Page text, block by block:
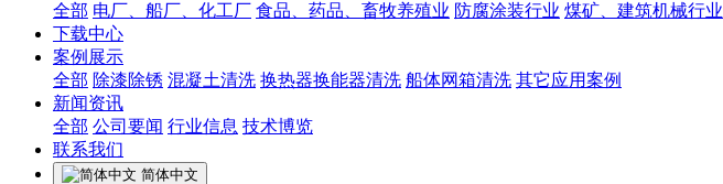
全部 电厂、船厂、化工厂 食品、药品、畜牧养殖业 防腐涂装行业 煤矿、建筑机械行业
下载中心
案例展示
全部 除漆除锈 混凝土清洗 换热器换能器清洗 船体网箱清洗 其它应用案例
新闻资讯
全部 公司要闻 行业信息 技术博览
联系我们
简体中文